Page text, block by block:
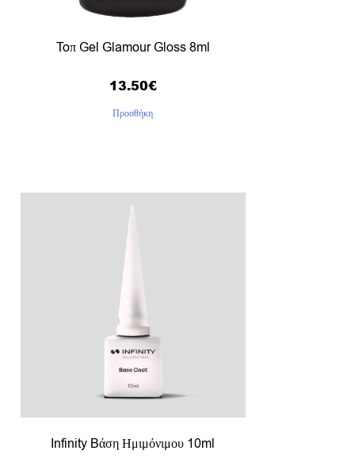
Toπ Gel Glamour Gloss 8ml
13.50€
Προσθήκη
Infinity Bάση Ημιμόνιμου 10ml